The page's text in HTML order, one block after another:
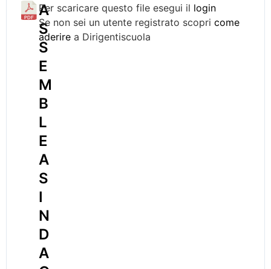
A
S
S
E
M
B
L
E
A
S
I
N
D
A
Per scaricare questo file esegui il login
Se non sei un utente registrato scopri come
aderirea Dirigentiscuola